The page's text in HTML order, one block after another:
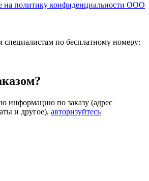
на политику конфиденциальности ООО
по бесплатному номеру:
информацию по заказу (адрес
и другое), авторизуйтесь